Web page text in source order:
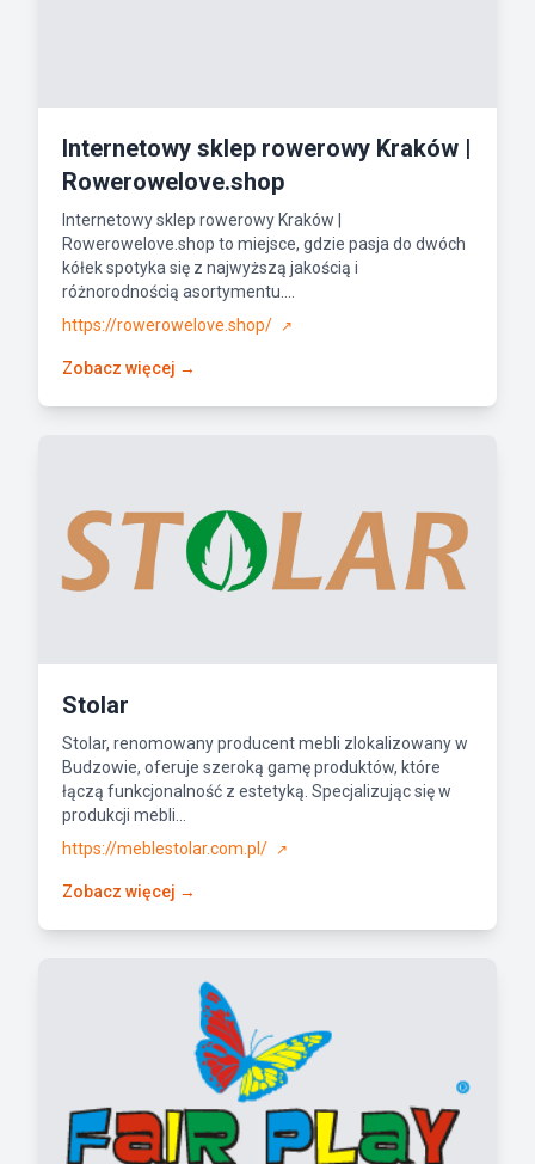
Internetowy sklep rowerowy Kraków |
Rowerowelove.shop
Internetowy sklep rowerowy Kraków |
Rowerowelove.shop to miejsce, gdzie pasja do dwóch
kółek spotyka się z najwyższą jakością i
różnorodnością asortymentu....
https://rowerowelove.shop/
↗
Zobacz więcej →
Stolar
Stolar, renomowany producent mebli zlokalizowany w
Budzowie, oferuje szeroką gamę produktów, które
łączą funkcjonalność z estetyką. Specjalizując się w
produkcji mebli...
https://meblestolar.com.pl/
↗
Zobacz więcej →